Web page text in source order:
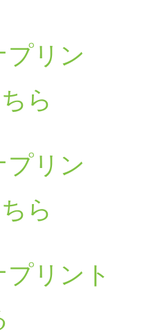
リン
ら
リン
ら
リント